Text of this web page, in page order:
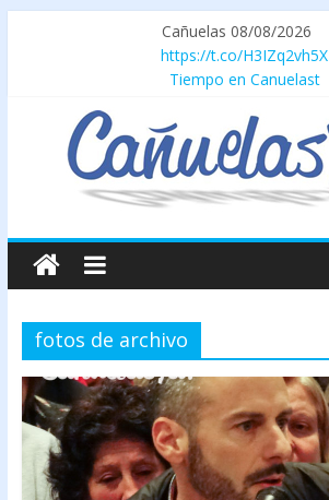
Cañuelas 08/08/2026
https://t.co/H3IZq2vh5X
Tiempo en Canuelast
fotos de archivo